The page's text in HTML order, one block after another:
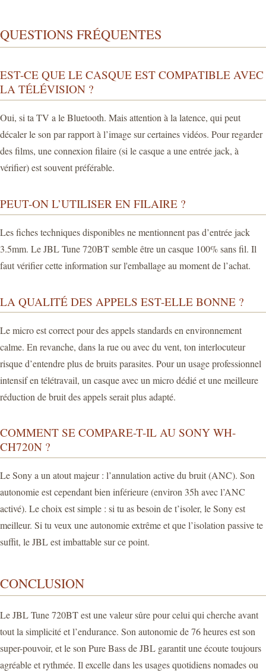
QUESTIONS FRÉQUENTES
EST-CE QUE LE CASQUE EST COMPATIBLE AVEC
LA TÉLÉVISION ?
Oui, si ta TV a le Bluetooth. Mais attention à la latence, qui peut
décaler le son par rapport à l’image sur certaines vidéos. Pour regarder
des films, une connexion filaire (si le casque a une entrée jack, à
vérifier) est souvent préférable.
PEUT-ON L’UTILISER EN FILAIRE ?
Les fiches techniques disponibles ne mentionnent pas d’entrée jack
3.5mm. Le JBL Tune 720BT semble être un casque 100% sans fil. Il
faut vérifier cette information sur l'emballage au moment de l’achat.
LA QUALITÉ DES APPELS EST-ELLE BONNE ?
Le micro est correct pour des appels standards en environnement
calme. En revanche, dans la rue ou avec du vent, ton interlocuteur
risque d’entendre plus de bruits parasites. Pour un usage professionnel
intensif en télétravail, un casque avec un micro dédié et une meilleure
réduction de bruit des appels serait plus adapté.
COMMENT SE COMPARE-T-IL AU SONY WH-
CH720N ?
Le Sony a un atout majeur : l’annulation active du bruit (ANC). Son
autonomie est cependant bien inférieure (environ 35h avec l’ANC
activé). Le choix est simple : si tu as besoin de t’isoler, le Sony est
meilleur. Si tu veux une autonomie extrême et que l’isolation passive te
suffit, le JBL est imbattable sur ce point.
CONCLUSION
Le JBL Tune 720BT est une valeur sûre pour celui qui cherche avant
tout la simplicité et l’endurance. Son autonomie de 76 heures est son
super-pouvoir, et le son Pure Bass de JBL garantit une écoute toujours
agréable et rythmée. Il excelle dans les usages quotidiens nomades ou